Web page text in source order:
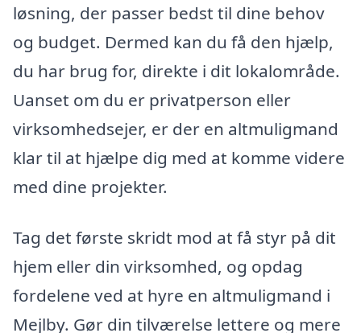
løsning, der passer bedst til dine behov
og budget. Dermed kan du få den hjælp,
du har brug for, direkte i dit lokalområde.
Uanset om du er privatperson eller
virksomhedsejer, er der en altmuligmand
klar til at hjælpe dig med at komme videre
med dine projekter.
Tag det første skridt mod at få styr på dit
hjem eller din virksomhed, og opdag
fordelene ved at hyre en altmuligmand i
Mejlby. Gør din tilværelse lettere og mere